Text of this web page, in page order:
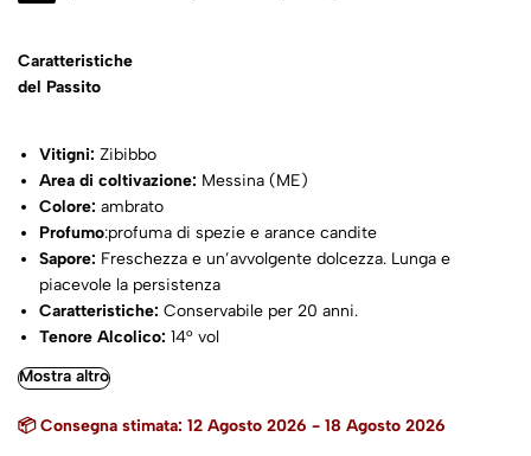
Caratteristiche
del Passito
Vitigni: Zibibbo
Area di coltivazione: Messina (ME)
Colore: ambrato
Profumo:profuma di spezie e arance candite
Sapore: Freschezza e un’avvolgente dolcezza. Lunga e
piacevole la persistenza
Caratteristiche: Conservabile per 20 anni.
Tenore Alcolico: 14° vol
Formati Disponibil:
Temperatura di servizio:
Abbinamenti :
Vinificazione:
Vendemmia manuale a fine settembre, e
Mostra altro
📦 Consegna stimata: 12 Agosto 2026 - 18 Agosto 2026